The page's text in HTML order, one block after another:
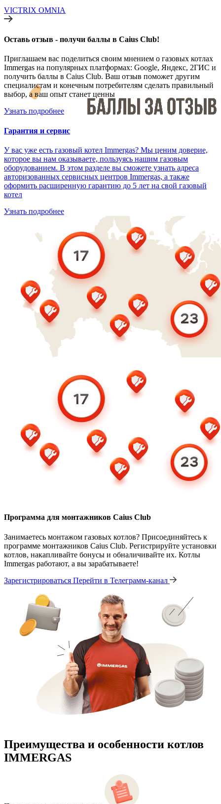
VICTRIX OMNIA
Оставь отзыв - получи баллы в Caius Club!
Приглашаем вас поделиться своим мнением о газовых котлах
Immergas на популярных платформах: Google, Яндекс, 2ГИС и
получить баллы в Caius Club. Ваш отзыв поможет другим
специалистам и конечным потребителям сделать правильный
выбор, а ваш опыт станет ценны
Узнать подробнее
Гарантия и сервис
У вас уже есть газовый котел Immergas? Мы ценим доверие,
которое вы нам оказываете, пользуясь нашим газовым
оборудованием. В этом разделе вы сможете узнать адреса
авторизованных сервисных центров Immergas, а также
оформить расширенную гарантию до 5 лет на свой газовый
котел
Узнать подробнее
Программа для монтажников Caius Club
Занимаетесь монтажом газовых котлов? Присоединяйтесь к
программе монтажников Caius Club. Регистрируйте установки
котлов, накапливайте бонусы и обналичивайте их. Котлы
Immergas работают, а вы зарабатываете!
Зарегистрироваться Перейти в Телеграмм-канал
Преимущества и особенности котлов
IMMERGAS